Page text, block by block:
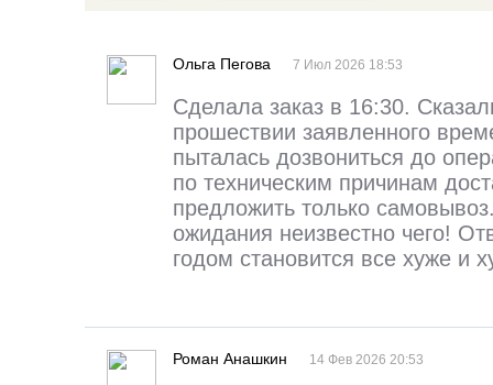
Ольга Пегова 7 Июл 2026 18:53
Сделала заказ в 16:30.
прошествии заявленного
пыталась дозвониться до
по техническим причинам
предложить только
ожидания неизвестно чего!
годом становится все хуже и
Роман Анашкин 14 Фев 2026 20:53